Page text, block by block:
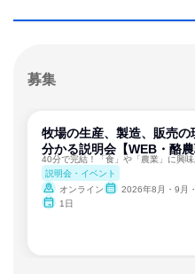
募集
牧場の生産、製造、販売の
分かる説明会【WEB・酪農
説明会・イベント
オンライン
2026年8月・9月・10月・11
1日